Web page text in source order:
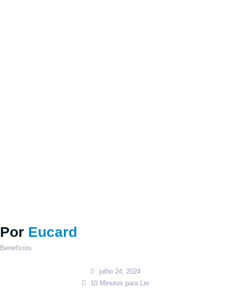
Por Eucard
Benefícios
julho 24, 2024
10 Minutos para Ler